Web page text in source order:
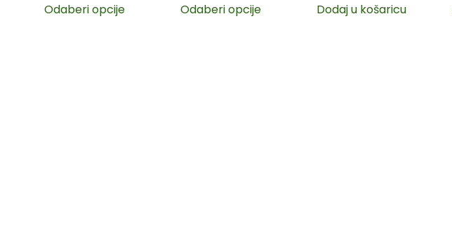
Odaberi opcije Odaberi opcije Dodaj u košaricu